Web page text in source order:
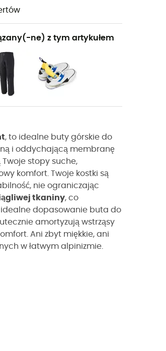
ne) z tym artykułem
, to idealne buty górskie do
i oddychającą membranę
Twoje stopy suche,
komfort. Twoje kostki są
nie ograniczając
tkaniny, co
idealne dopasowanie buta do
amortyzują wstrząsy
Ani zbyt miękkie, ani
w łatwym alpinizmie.